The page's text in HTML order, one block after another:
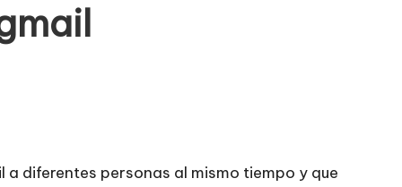
a diferentes personas al mismo tiempo y que